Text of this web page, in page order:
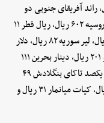
۲۷ هزار و ۴۳ ریال، راند آفریقای جنوبی دو
هزار و ۴۶۱ ریال، لیر ترکیه ۶ هزار و ۱۶۶ ریال، روبل روسیه ۶۰۲ ریال، ریال قطر ۱۱
هزار و ۵۳۹ ریال، یکصد دینار عراق ۳ هزار و ۵۳۰ ریال، لیر سوریه ۸۲ ریال، دلار
استرالیا ۲۸ هزار و ۸۳۰ ریال، ریال سعودی ۱۱ هزار و ۲۰۱ ریال، دینار بحرین ۱۱۱
هزار و ۷۰۳ ریال، دلار سنگاپور ۳۰ هزار و ۱۶۵ ریال، یکصد تاکای بنگلادش ۴۹
هزار و ۴۰۲ ریال، ده روپیه سریلانکا ۲ هزار و ۲۶۶ ریال، کیات میانمار ۳۱ ریال و